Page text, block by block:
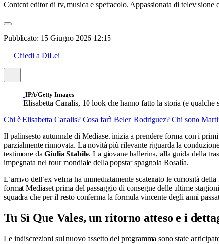
Content editor di tv, musica e spettacolo. Appassionata di
Pubblicato: 15 Giugno 2026 12:15
Chiedi a DiLei
IPA/Getty Images
Elisabetta Canalis, 10 look che hanno fatto la storia (e qualche
Chi è Elisabetta Canalis? Cosa farà Belen Rodriguez? Chi sono
Il palinsesto autunnale di Mediaset inizia a prendere forma con i
parzialmente rinnovata. La novità più rilevante riguarda la
testimone da Giulia Stabile. La giovane ballerina, alla guida della
impegnata nel tour mondiale della popstar spagnola Rosalía.
L’arrivo dell’ex velina ha immediatamente scatenato le curiosità
format Mediaset prima del passaggio di consegne delle ultime
squadra che per il resto conferma la formula vincente degli anni
Tu Sì Que Vales, un ritorno atteso e i
Le indiscrezioni sul nuovo assetto del programma sono state